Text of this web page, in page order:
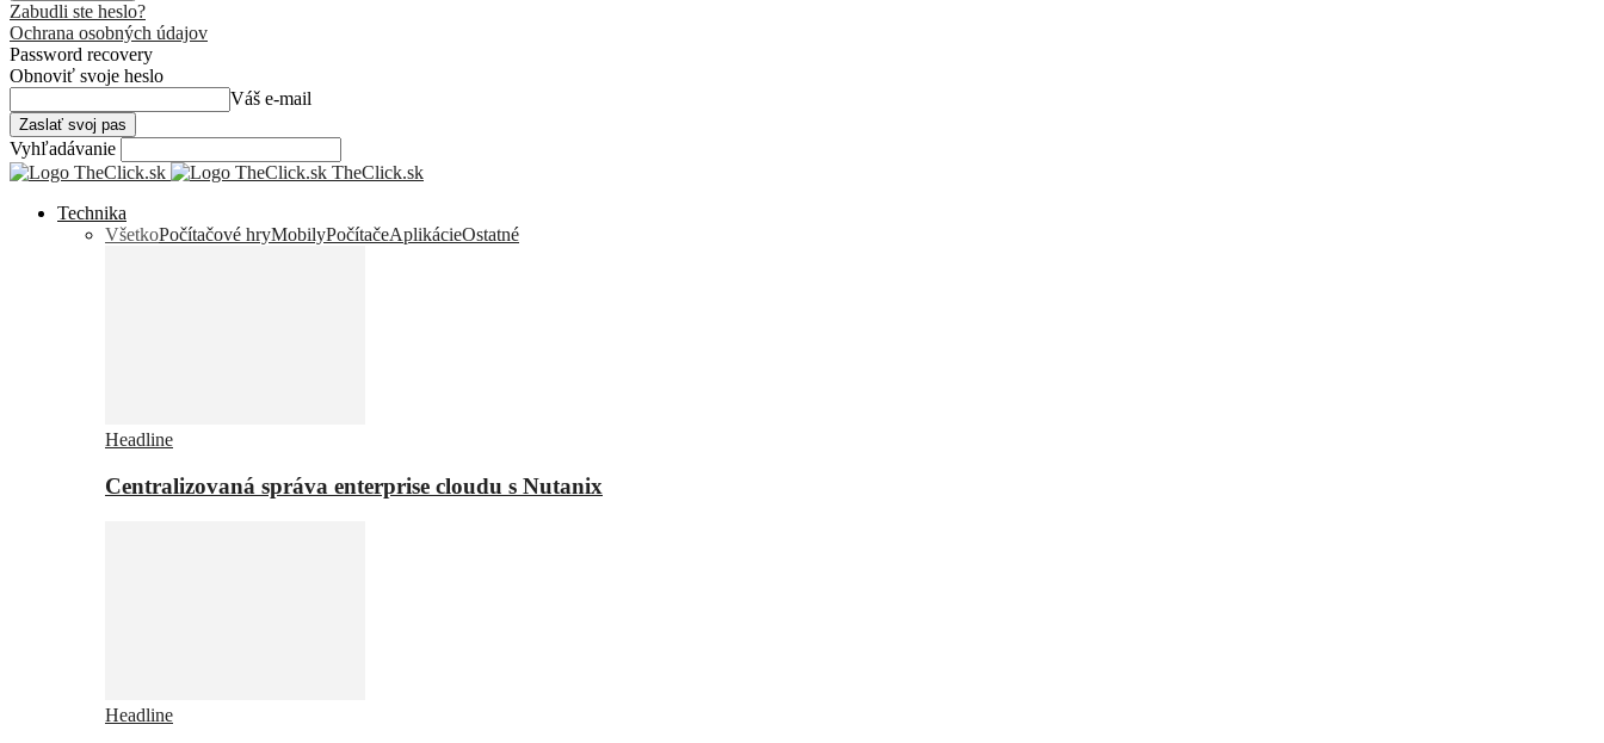
Zabudli ste heslo?
Ochrana osobných údajov
Password recovery
Obnoviť svoje heslo
Váš e-mail
Vyhľadávanie
TheClick.sk
Technika
VšetkoPočítačové hryMobilyPočítačeAplikácieOstatné
Headline
Centralizovaná správa enterprise cloudu s Nutanix
Headline